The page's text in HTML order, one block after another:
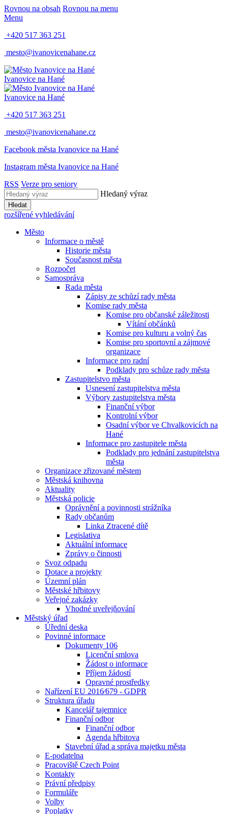
Rovnou na obsah Rovnou na menu
Menu
+420 517 363 251
mesto@ivanovicenahane.cz
Ivanovice na Hané
Ivanovice na Hané
+420 517 363 251
mesto@ivanovicenahane.cz
Facebook města Ivanovice na Hané
Instagram města Ivanovice na Hané
RSS Verze pro seniory
Hledaný výraz
Hledat
rozšířené vyhledávání
Město
Informace o městě
Historie města
Současnost města
Rozpočet
Samospráva
Rada města
Zápisy ze schůzí rady města
Komise rady města
Komise pro občanské záležitosti
Vítání občánků
Komise pro kulturu a volný čas
Komise pro sportovní a zájmové
organizace
Informace pro radní
Podklady pro schůze rady města
Zastupitelstvo města
Usnesení zastupitelstva města
Výbory zastupitelstva města
Finanční výbor
Kontrolní výbor
Osadní výbor ve Chvalkovicích na
Hané
Informace pro zastupitele města
Podklady pro jednání zastupitelstva
města
Organizace zřizované městem
Městská knihovna
Aktuality
Městská policie
Oprávnění a povinnosti strážníka
Rady občanům
Linka Ztracené dítě
Legislativa
Aktuální informace
Zprávy o činnosti
Svoz odpadu
Dotace a projekty
Územní plán
Městské hřbitovy
Veřejné zakázky
Vhodné uveřejňování
Městský úřad
Úřední deska
Povinné informace
Dokumenty 106
Licenční smlova
Žádost o informace
Příjem žádostí
Opravné prostředky
Nařízení EU 2016⁄679 - GDPR
Struktura úřadu
Kancelář tajemnice
Finanční odbor
Finanční odbor
Agenda hřbitova
Stavební úřad a správa majetku města
E-podatelna
Pracoviště Czech Point
Kontakty
Právní předpisy
Formuláře
Volby
Poplatky